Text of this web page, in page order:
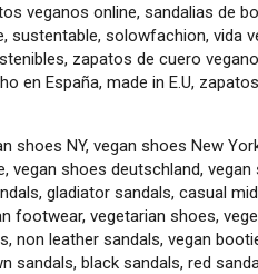
veganos online, sandalias de
sustentable, solowfachion, vida
zapatos de cuero
en España, made in E.U,
shoes NY, vegan shoes New
vegan shoes deutschland, vegan
gladiator sandals, casual
footwear, vegetarian shoes,
non leather sandals, vegan
sandals, black sandals, red